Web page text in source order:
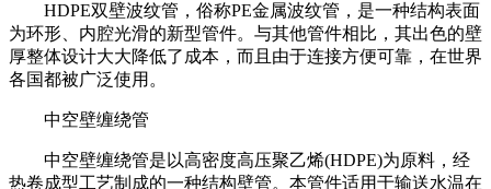
HDPE双壁波纹管，俗称PE金属波纹管，是一种结构表面
为环形、内腔光滑的新型管件。与其他管件相比，其出色的壁
厚整体设计大大降低了成本，而且由于连接方便可靠，在世界
各国都被广泛使用。
中空壁缠绕管
中空壁缠绕管是以高密度高压聚乙烯(HDPE)为原料，经
热卷成型工艺制成的一种结构壁管。本管件适用于输送水温在